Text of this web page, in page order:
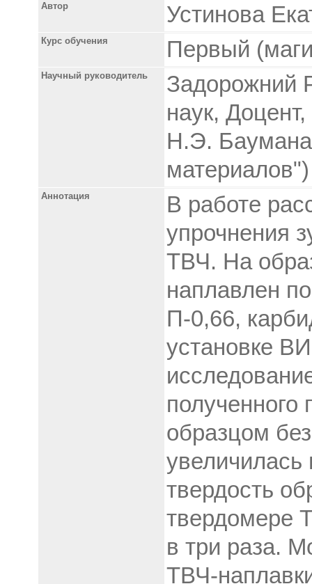
Автор Устинова
Курс обучения Первый
Научный руководитель
Задорожний
наук,
Н.Э.
материалов")
Аннотация
В работе
упрочнения
ТВЧ. На
наплавлен
П-0,66,
установке
полученного
образцом
твердость
твердомере
в три раза.
ТВЧ-